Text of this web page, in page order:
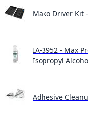
Mako Driver Kit
IA-3952 - Max
Isopropyl
Adhesive